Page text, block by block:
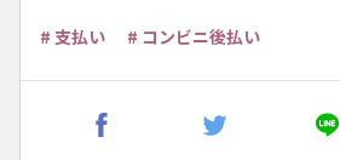
# 支払い # コンビニ後払い